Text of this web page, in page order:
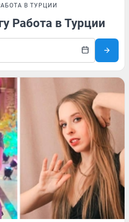
В ТУРЦИИ
Работа в Турции